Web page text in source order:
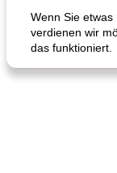
Wenn Sie etwas
verdienen wir
das funktioniert.